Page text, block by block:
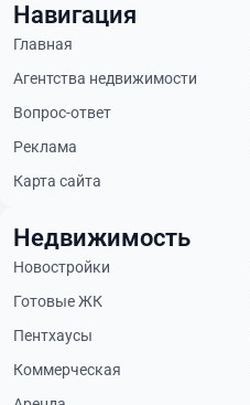
Навигация
Главная
Агентства недвижимости
Вопрос-ответ
Реклама
Карта сайта
Недвижимость
Новостройки
Готовые ЖК
Пентхаусы
Коммерческая